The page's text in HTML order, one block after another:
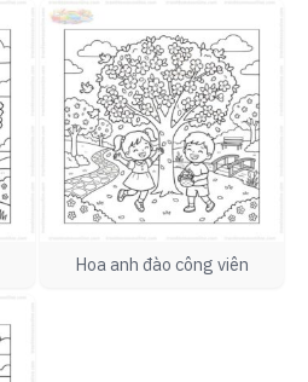
Hoa anh đào công viên